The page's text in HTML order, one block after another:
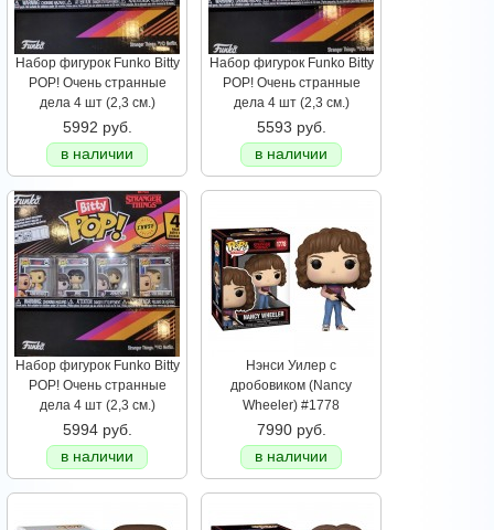
Набор фигурок Funko Bitty
POP! Очень странные
дела 4 шт (2,3 см.)
5992 руб.
в наличии
Набор фигурок Funko Bitty
POP! Очень странные
дела 4 шт (2,3 см.)
5593 руб.
в наличии
Набор фигурок Funko Bitty
POP! Очень странные
дела 4 шт (2,3 см.)
5994 руб.
в наличии
Нэнси Уилер с
дробовиком (Nancy
Wheeler) #1778
7990 руб.
в наличии